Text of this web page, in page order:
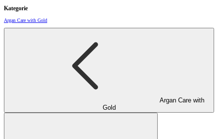
Kategorie
Argan Care with Gold
Argan Care with
Gold